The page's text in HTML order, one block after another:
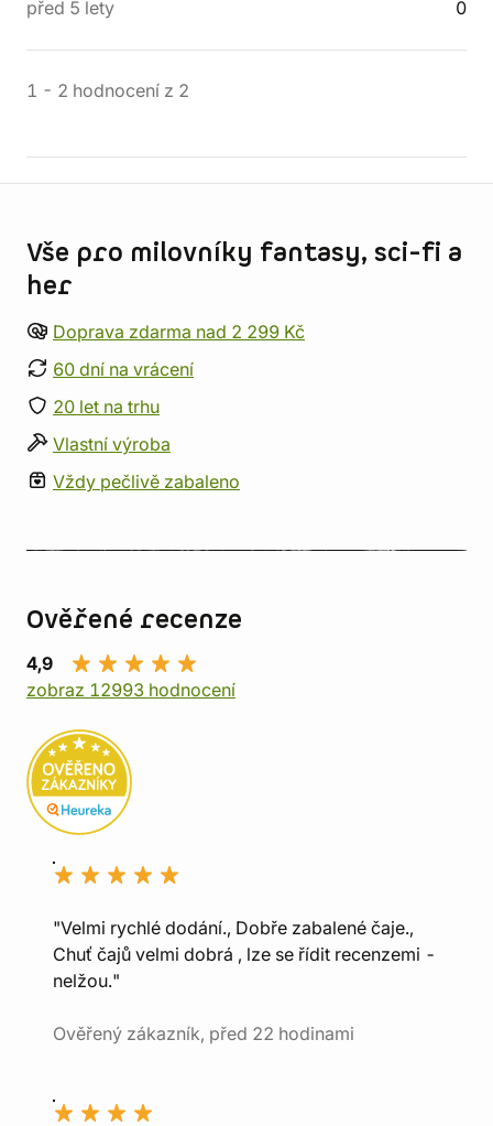
před 5 lety 0
1 - 2 hodnocení z 2
Vše pro milovníky fantasy, sci-fi a
her
Doprava zdarma nad 2 299 Kč
60 dní na vrácení
20 let na trhu
Vlastní výroba
Vždy pečlivě zabaleno
Ověřené recenze
4,9
zobraz 12993 hodnocení
"Velmi rychlé dodání., Dobře zabalené čaje.,
Chuť čajů velmi dobrá , lze se řídit recenzemi -
nelžou."
Ověřený zákazník, před 22 hodinami